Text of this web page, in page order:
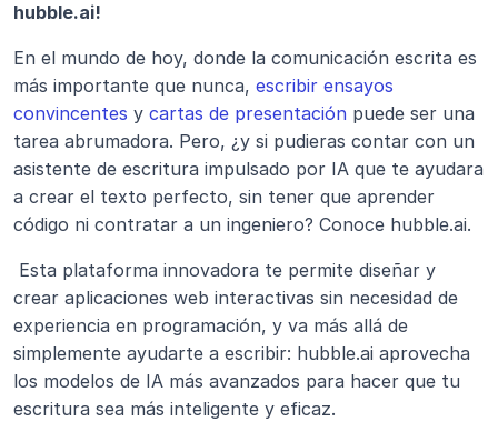
hubble.ai!
En el mundo de hoy, donde la comunicación escrita es
más importante que nunca, escribir ensayos
convincentes y cartas de presentación puede ser una
tarea abrumadora. Pero, ¿y si pudieras contar con un
asistente de escritura impulsado por IA que te ayudara
a crear el texto perfecto, sin tener que aprender
código ni contratar a un ingeniero? Conoce hubble.ai.
Esta plataforma innovadora te permite diseñar y
crear aplicaciones web interactivas sin necesidad de
experiencia en programación, y va más allá de
simplemente ayudarte a escribir: hubble.ai aprovecha
los modelos de IA más avanzados para hacer que tu
escritura sea más inteligente y eficaz.